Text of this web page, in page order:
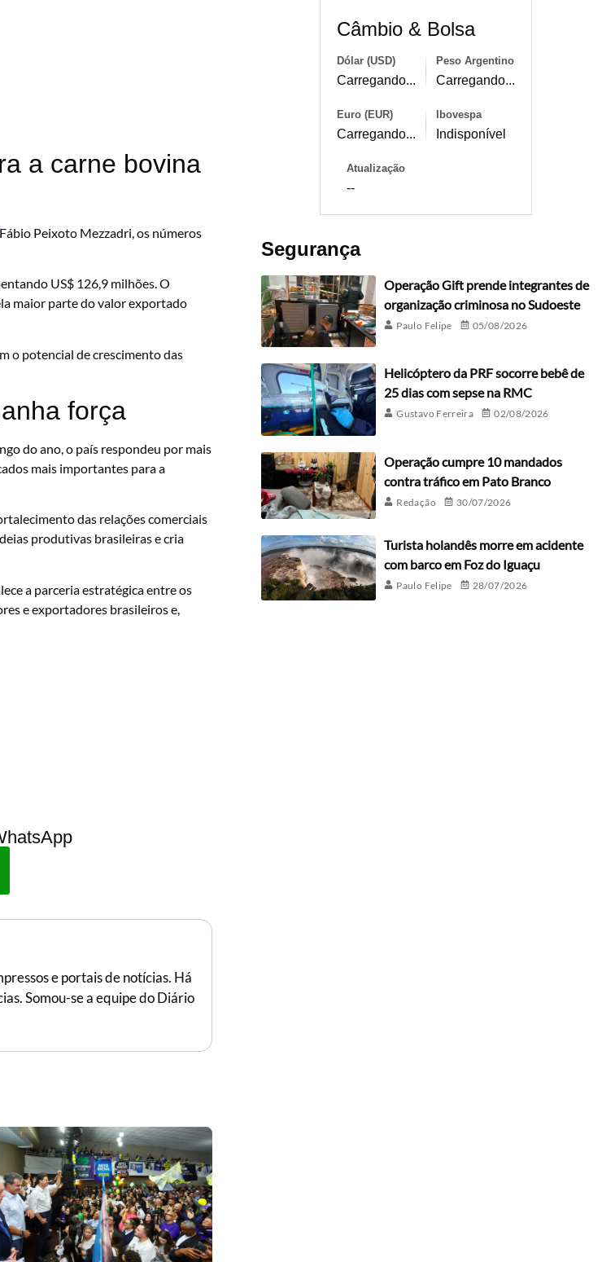
a carne bovina
Peixoto Mezzadri, os números
US$ 126,9 milhões. O
maior parte do valor exportado
o potencial de crescimento das
força
do ano, o país respondeu por mais
mais importantes para a
das relações comerciais
produtivas brasileiras e cria
a parceria estratégica entre os
e exportadores brasileiros e,
e portais de notícias. Há
Somou-se a equipe do Diário
Câmbio & Bolsa
Dólar (USD)
Carregando...
Peso Argentino
Carregando...
Euro (EUR)
Carregando...
Ibovespa
Indisponível
Atualização
--
Segurança
Operação Gift prende integrantes de
organização criminosa no Sudoeste
Paulo Felipe 05/08/2026
Helicóptero da PRF socorre bebê de
25 dias com sepse na RMC
Gustavo Ferreira 02/08/2026
Operação cumpre 10 mandados
contra tráfico em Pato Branco
Redação 30/07/2026
Turista holandês morre em acidente
com barco em Foz do Iguaçu
Paulo Felipe 28/07/2026